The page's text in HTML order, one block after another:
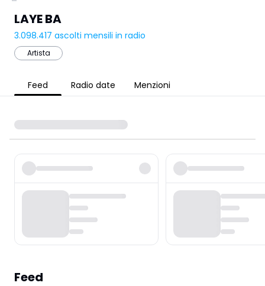
LAYE BA
3.098.417 ascolti mensili in radio
Artista
Feed Radio date Menzioni
Feed